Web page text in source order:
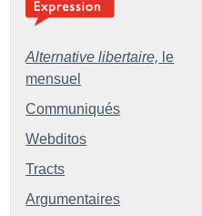
Alternative libertaire, le
mensuel
Communiqués
Webditos
Tracts
Argumentaires